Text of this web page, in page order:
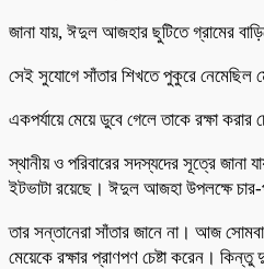
জানা যায়, ঈদুল আজহার ছুটিতে গ্রামের
সেই সুযোগে সাঁতার শিখতে পুকুরে নেমেছিল
একপর্যায়ে মেয়ে ডুবে গেলে তাকে রক্ষা
স্থানীয় ও পরিবারের সদস্যদের সূত্রে জানা
ইটভাটা রয়েছে। ঈদুল আজহা উপলক্ষে চার-
তার সন্তানেরা সাঁতার জানে না। আজ
মেয়েকে রক্ষার প্রাণপণ চেষ্টা করেন।